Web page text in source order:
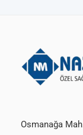
Osmanağa